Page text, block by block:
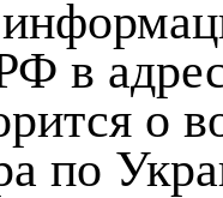
в
о
по